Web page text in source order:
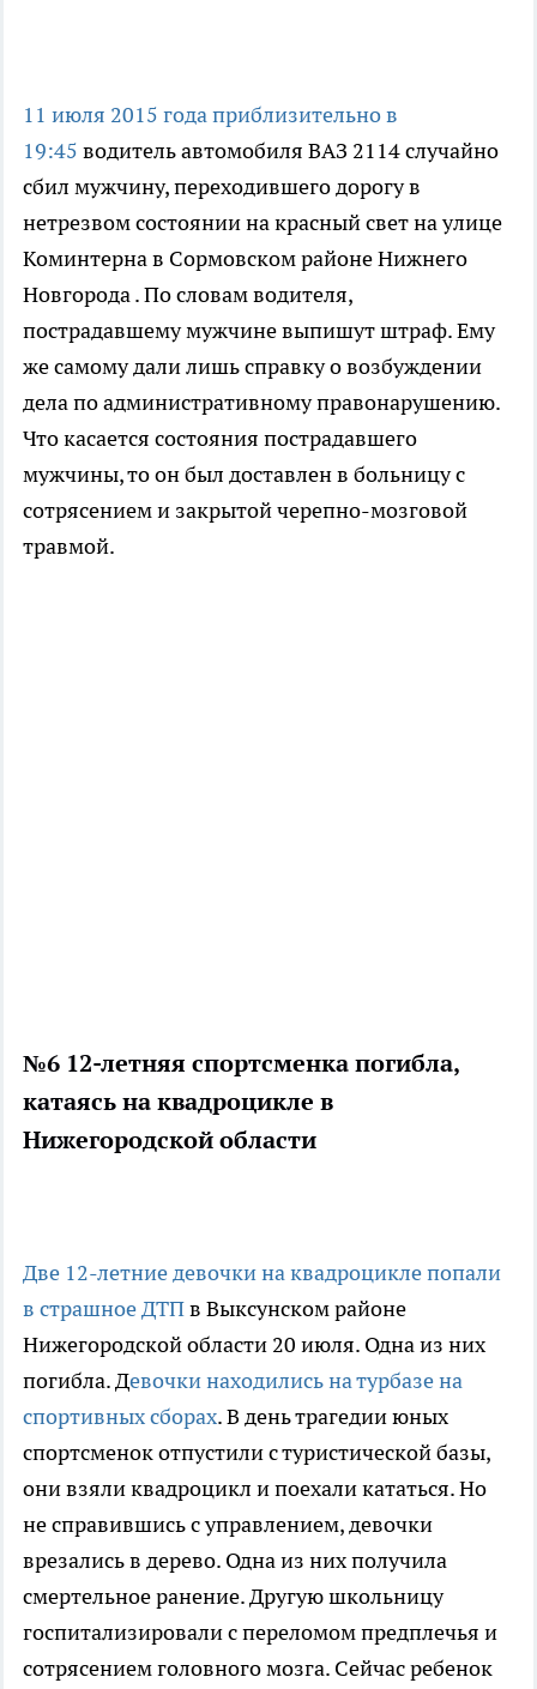
11 июля 2015 года приблизительно в
19:45 водитель автомобиля ВАЗ 2114 случайно
сбил мужчину, переходившего дорогу в
нетрезвом состоянии на красный свет на улице
Коминтерна в Сормовском районе Нижнего
Новгорода . По словам водителя,
пострадавшему мужчине выпишут штраф. Ему
же самому дали лишь справку о возбуждении
дела по административному правонарушению.
Что касается состояния пострадавшего
мужчины, то он был доставлен в больницу с
сотрясением и закрытой черепно-мозговой
травмой.
№6 12-летняя спортсменка погибла,
катаясь на квадроцикле в
Нижегородской области
Две 12-летние девочки на квадроцикле попали
в страшное ДТПв Выксунском районе
Нижегородской области 20 июля. Одна из них
погибла. Девочки находились на турбазе на
спортивных сборах. В день трагедии юных
спортсменок отпустили с туристической базы,
они взяли квадроцикл и поехали кататься. Но
не справившись с управлением, девочки
врезались в дерево. Одна из них получила
смертельное ранение. Другую школьницу
госпитализировали с переломом предплечья и
сотрясением головного мозга. Сейчас ребенок